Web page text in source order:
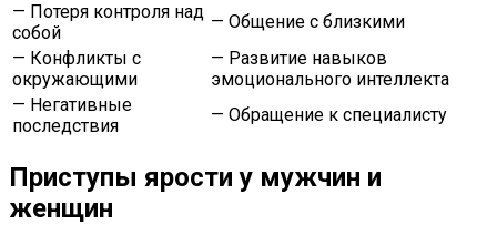
— Потеря контроля над
собой
— Общение с близкими
— Конфликты с
окружающими
— Развитие навыков
эмоционального интеллекта
— Негативные
последствия
— Обращение к специалисту
Приступы ярости у мужчин и
женщин